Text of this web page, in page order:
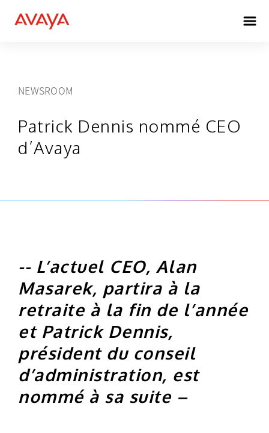
NEWSROOM
Patrick Dennis nommé CEO
d’Avaya
-- L’actuel CEO, Alan
Masarek, partira à la
retraite à la fin de l’année
et Patrick Dennis,
président du conseil
d’administration, est
nommé à sa suite –